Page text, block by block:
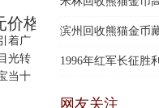
价格
着广
光转
当十
滨州回收熊猫金币
1996年红军长征胜
网友关注